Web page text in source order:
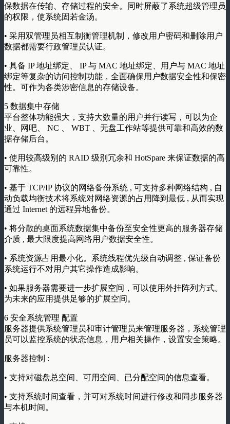
保数据在传输、存储过程的安全。同时屏蔽了系统超级管理员
的权限，使系统固若金汤。
• 采用双管理员相互制衡管理机制，修改用户密码和删除用户
数据都需要行政管理员认证。
• 具备 IP 地址绑定、 IP 与 MAC 地址绑定、用户与 MAC 地址
绑定等复杂的访问控制功能，全面确保用户数据安全性和保密
性。可作为各类涉密信息的存储设备。
5 数据集中存储
平台整体功能强大，支持大数量的用户并行读写，可以为企
业、网吧、 NC 、 WBT 、无盘工作站等提供可靠和高效的数
据存储后台。
• 使用较高级别的 RAID 级别冗余和 HotSpare 来保证数据的高
可靠性。
• 基于 TCP/IP 协议的网络备份系统 , 可支持多种网络结构 , 自
动负载均衡技术将系统对网络资源的占用降到最低 , 从而实现
通过 Internet 的远程异地备份。
• 将分散的桌面系统数据集中备份至安全性更高的服务器存储
介质 , 最大限度提高网络用户数据安全性。
• 系统资源占用最小化。系统线程优先级自动调整 , 保证备份
系统运行不对用户其它操作造成影响。
• 如果服务器需要进一步扩展空间，可以使用外挂阵列方式。
为未来的应用提供足够的扩展空间。
6 安全系统管理 配置
服务器提供系统管理员和审计管理员来管理服务器，系统管理
员可以监控系统的状态信息，用户相关操作，设置安全策略。
服务器控制 :
• 支持对磁盘总空间、可用空间、已分配空间的信息查看。
• 支持系统时间查看，并可对系统时间进行修改和同步服务器
与本机时间。